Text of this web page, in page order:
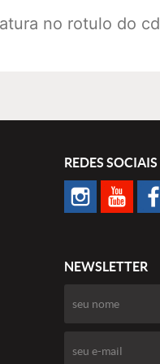
no rotulo do cd
REDES SOCIAIS
NEWSLETTER